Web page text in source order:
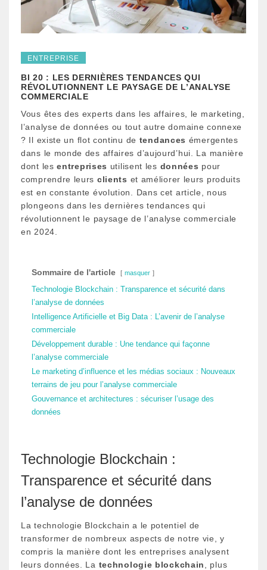
ENTREPRISE
BI 20 : LES DERNIÈRES TENDANCES QUI
RÉVOLUTIONNENT LE PAYSAGE DE L’ANALYSE
COMMERCIALE
Vous êtes des experts dans les affaires, le marketing,
l’analyse de données ou tout autre domaine connexe
? Il existe un flot continu de tendances émergentes
dans le monde des affaires d’aujourd’hui. La manière
dont lesentreprises utilisent les données pour
comprendre leurs clients et améliorer leurs produits
est en constante évolution. Dans cet article, nous
plongeons dans les dernières tendances qui
révolutionnent le paysage de l’analyse commerciale
en 2024.
Sommaire de l'article masquer
Technologie Blockchain : Transparence et sécurité dans
l’analyse de données
Intelligence Artificielle et Big Data : L’avenir de l’analyse
commerciale
Développement durable : Une tendance qui façonne
l’analyse commerciale
Le marketing d’influence et les médias sociaux : Nouveaux
terrains de jeu pour l’analyse commerciale
Gouvernance et architectures : sécuriser l’usage des
données
Technologie Blockchain :
Transparence et sécurité dans
l’analyse de données
La technologie Blockchain a le potentiel de
transformer de nombreux aspects de notre vie, y
compris la manière dont les entreprises analysent
leurs données. La technologie blockchain
, plus